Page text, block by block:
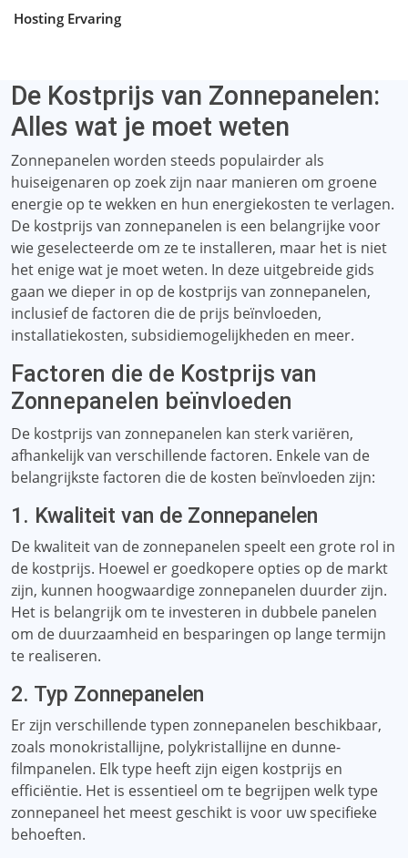
Hosting Ervaring
De Kostprijs van Zonnepanelen:
Alles wat je moet weten
Zonnepanelen worden steeds populairder als
huiseigenaren op zoek zijn naar manieren om groene
energie op te wekken en hun energiekosten te verlagen.
De kostprijs van zonnepanelen is een belangrijke voor
wie geselecteerde om ze te installeren, maar het is niet
het enige wat je moet weten. In deze uitgebreide gids
gaan we dieper in op de kostprijs van zonnepanelen,
inclusief de factoren die de prijs beïnvloeden,
installatiekosten, subsidiemogelijkheden en meer.
Factoren die de Kostprijs van
Zonnepanelen beïnvloeden
De kostprijs van zonnepanelen kan sterk variëren,
afhankelijk van verschillende factoren. Enkele van de
belangrijkste factoren die de kosten beïnvloeden zijn:
1. Kwaliteit van de Zonnepanelen
De kwaliteit van de zonnepanelen speelt een grote rol in
de kostprijs. Hoewel er goedkopere opties op de markt
zijn, kunnen hoogwaardige zonnepanelen duurder zijn.
Het is belangrijk om te investeren in dubbele panelen
om de duurzaamheid en besparingen op lange termijn
te realiseren.
2. Typ Zonnepanelen
Er zijn verschillende typen zonnepanelen beschikbaar,
zoals monokristallijne, polykristallijne en dunne-
filmpanelen. Elk type heeft zijn eigen kostprijs en
efficiëntie. Het is essentieel om te begrijpen welk type
zonnepaneel het meest geschikt is voor uw specifieke
behoeften.